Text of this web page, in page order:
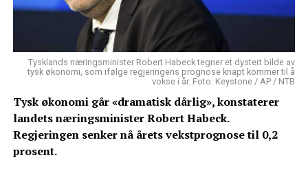
Tysklands næringsminister Robert Habeck tegner et dystert bilde av
tysk økonomi, som ifølge regjeringens prognose knapt kommer til å
vokse i år. Foto: Keystone / AP / NTB
Tysk økonomi går «dramatisk dårlig», konstaterer
landets næringsminister Robert Habeck.
Regjeringen senker nå årets vekstprognose til 0,2
prosent.